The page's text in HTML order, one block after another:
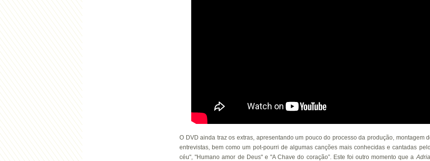
O DVD ainda traz os extras, apresentando um pouco do processo da produção, montagem
entrevistas, bem como um pot-pourri de algumas canções mais conhecidas e cantadas
céu", "Humano amor de Deus" e "A Chave do coração”. Este foi outro momento que a